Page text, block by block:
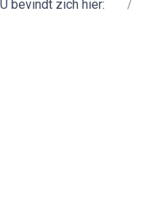
U bevindt zich hier: